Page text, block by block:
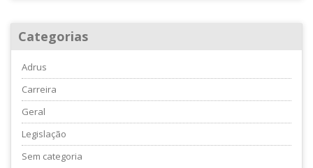
Categorias
Adrus
Carreira
Geral
Legislação
Sem categoria